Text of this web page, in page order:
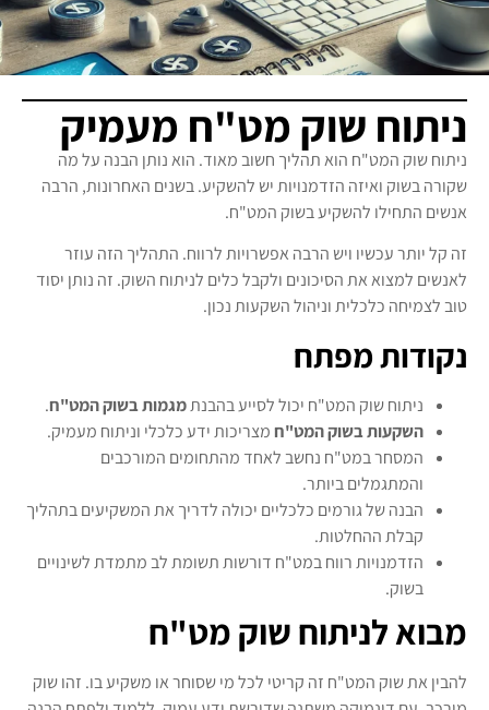
ניתוח שוק מט"ח מעמיק
ניתוח שוק המט"ח הוא תהליך חשוב מאוד. הוא נותן הבנה על מה
שקורה בשוק ואיזה הזדמנויות יש להשקיע. בשנים האחרונות, הרבה
אנשים התחילו להשקיע בשוק המט"ח.
זה קל יותר עכשיו ויש הרבה אפשרויות לרווח. התהליך הזה עוזר
לאנשים למצוא את הסיכונים ולקבל כלים לניתוח השוק. זה נותן יסוד
טוב לצמיחה כלכלית וניהול השקעות נכון.
נקודות מפתח
ניתוח שוק המט"ח יכול לסייע בהבנתמגמות בשוק המט"ח.
השקעות בשוק המט"חמצריכות ידע כלכלי וניתוח מעמיק.
המסחר במט"ח נחשב לאחד מהתחומים המורכבים
והמתגמלים ביותר.
הבנה של גורמים כלכליים יכולה לדריך את המשקיעים בתהליך
קבלת ההחלטות.
הזדמנויות רווח במט"ח דורשות תשומת לב מתמדת לשינויים
בשוק.
מבוא לניתוח שוק מט"ח
להבין את שוק המט"ח זה קריטי לכל מי שסוחר או משקיע בו. זהו שוק